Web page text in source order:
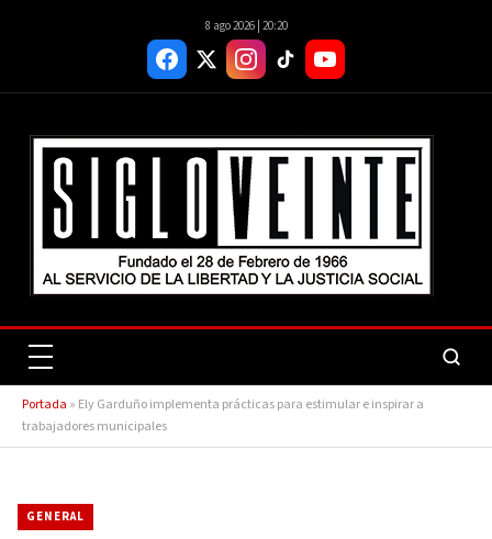
8 ago 2026 | 20:20
Portada » Ely Garduño implementa prácticas para estimular e inspirar a
trabajadores municipales
GENERAL